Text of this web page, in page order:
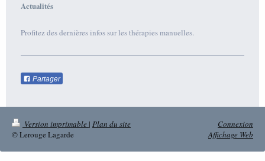
Actualités
Profitez des dernières infos sur les thérapies manuelles.
Partager
Version imprimable | Plan du site
© Lerouge Lagarde
Connexion
Affichage Web